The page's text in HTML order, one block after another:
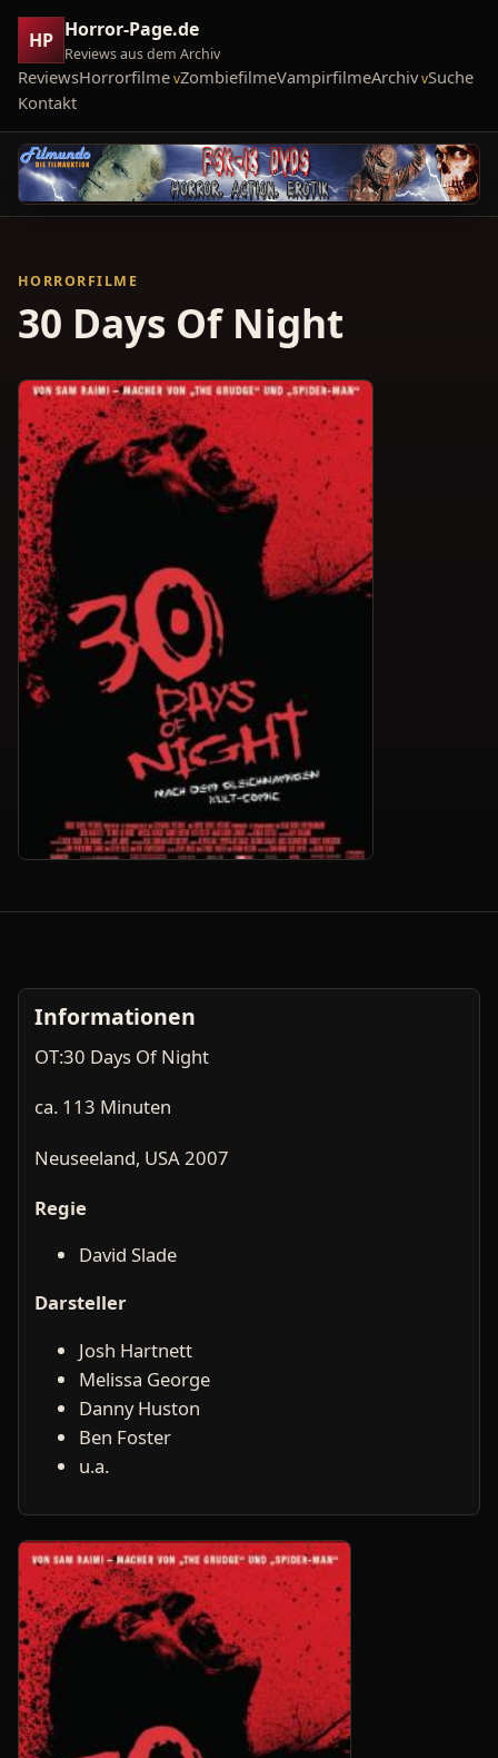
HP Horror-Page.de
Reviews aus dem Archiv
ReviewsHorrorfilme ZombiefilmeVampirfilmeArchiv Suche
Kontakt
HORRORFILME
30 Days Of Night
Informationen
OT:30 Days Of Night
ca. 113 Minuten
Neuseeland, USA 2007
Regie
David Slade
Darsteller
Josh Hartnett
Melissa George
Danny Huston
Ben Foster
u.a.